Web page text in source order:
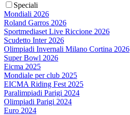
Speciali
Mondiali 2026
Roland Garros 2026
Sportmediaset Live Riccione 2026
Scudetto Inter 2026
Olimpiadi Invernali Milano Cortina 2026
Super Bowl 2026
Eicma 2025
Mondiale per club 2025
EICMA Riding Fest 2025
Paralimpiadi Parigi 2024
Olimpiadi Parigi 2024
Euro 2024